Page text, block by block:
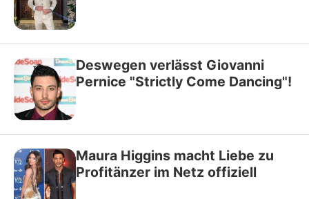
Deswegen verlässt Giovanni
Pernice "Strictly Come Dancing"!
Maura Higgins macht Liebe zu
Profitänzer im Netz offiziell